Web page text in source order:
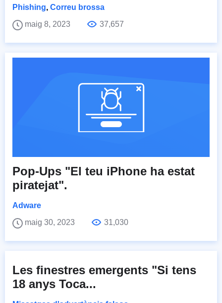
Phishing, Correu brossa
maig 8, 2023
37,657
Pop-Ups "El teu iPhone ha estat
piratejat".
Adware
maig 30, 2023
31,030
Les finestres emergents "Si tens
18 anys Toca...